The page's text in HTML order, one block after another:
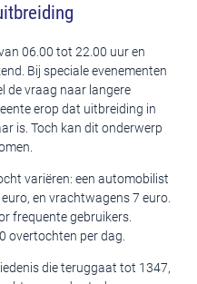
06.00 tot 22.00 uur en
Bij speciale evenementen
de vraag naar langere
erop dat uitbreiding in
is. Toch kan dit onderwerp
variëren: een automobilist
en vrachtwagens 7 euro.
frequente gebruikers.
overtochten per dag.
die teruggaat tot 1347,